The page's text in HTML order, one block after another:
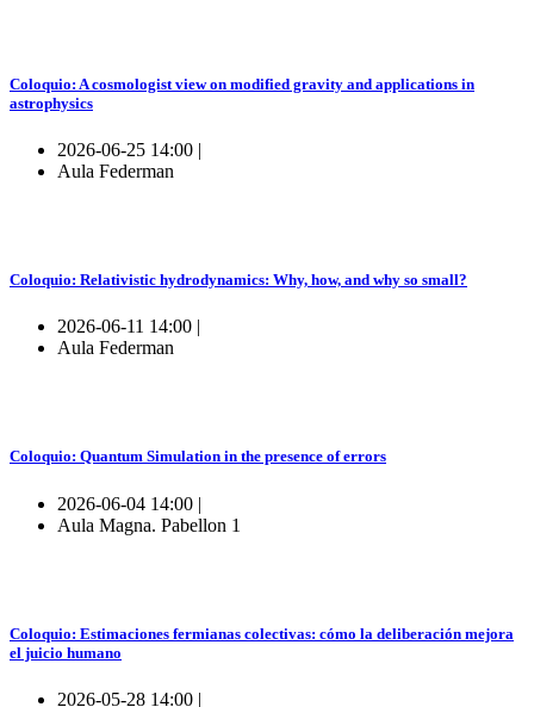
Coloquio: A cosmologist view on modified gravity and applications in
astrophysics
2026-06-25 14:00 |
Aula Federman
Coloquio: Relativistic hydrodynamics: Why, how, and why so small?
2026-06-11 14:00 |
Aula Federman
Coloquio: Quantum Simulation in the presence of errors
2026-06-04 14:00 |
Aula Magna. Pabellon 1
Coloquio: Estimaciones fermianas colectivas: cómo la deliberación mejora
el juicio humano
2026-05-28 14:00 |